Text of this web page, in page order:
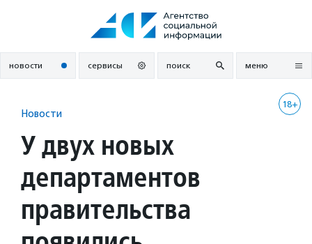
новости сервисы поиск меню
18+
Новости
У двух новых
департаментов
правительства